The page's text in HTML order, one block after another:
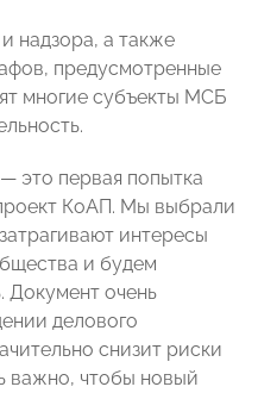
надзора, а также
предусмотренные
многие субъекты МСБ
это первая попытка
КоАП. Мы выбрали
интересы
и будем
Документ очень
делового
снизит риски
важно, чтобы новый